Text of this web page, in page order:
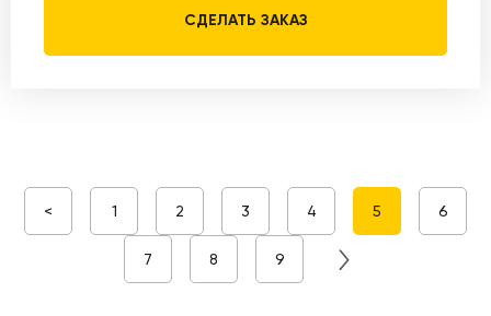
СДЕЛАТЬ ЗАКАЗ
< 1 2 3 4 5 6
7 8 9